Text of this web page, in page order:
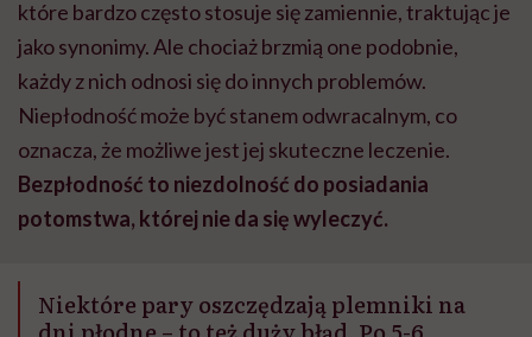
które bardzo często stosuje się zamiennie, traktując je
jako synonimy. Ale chociaż brzmią one podobnie,
każdy z nich odnosi się do innych problemów.
Niepłodność może być stanem odwracalnym, co
oznacza, że możliwe jest jej skuteczne leczenie.
Bezpłodność to niezdolność do posiadania
potomstwa, której nie da się wyleczyć.
Niektóre pary oszczędzają plemniki na